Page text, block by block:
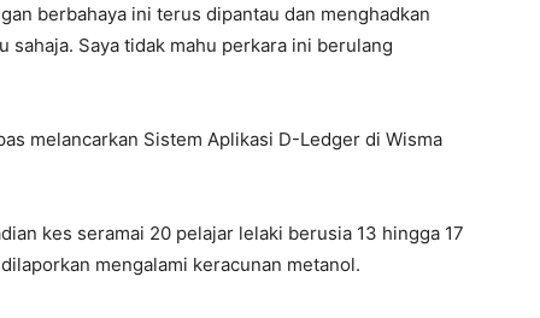
berbahaya ini terus dipantau dan menghadkan
Saya tidak mahu perkara ini berulang
melancarkan Sistem Aplikasi D-Ledger di Wisma
kes seramai 20 pelajar lelaki berusia 13 hingga 17
mengalami keracunan metanol.